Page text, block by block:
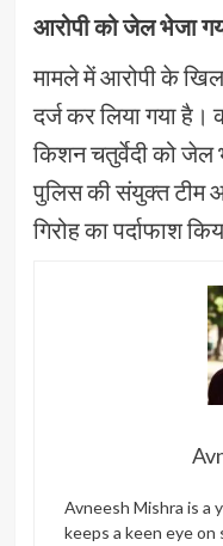
आरोपी को जेल भेजा
मामले में आरोपी के
दर्ज कर लिया गया है।
किशन चतुर्वेदी को
पुलिस की संयुक्त टीम
गिरोह का पर्दाफाश
Avneesh Mishra is a
keeps a keen eye